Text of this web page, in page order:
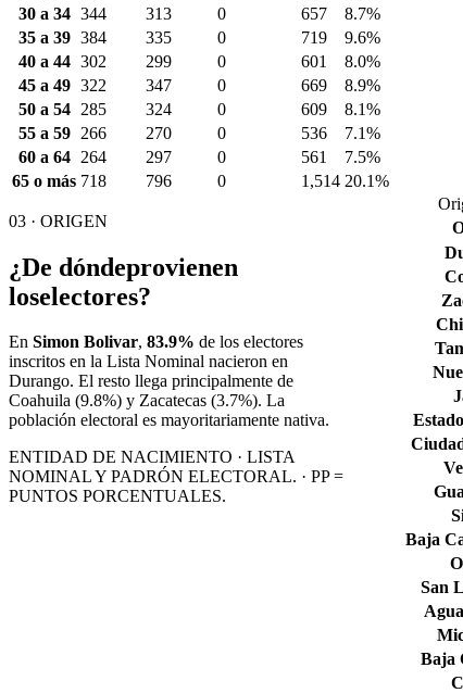
30 a 34 344 313 0 657
8.7%
35 a 39 384 335 0 719
9.6%
40 a 44 302 299 0 601
8.0%
45 a 49 322 347 0 669
8.9%
50 a 54
285 324 0 609
8.1%
55 a 59
266 270 0 536
7.1%
60 a 64
264 297 0 561
7.5%
65 o más 718 796 0 1,514 20.1%
03 · ORIGEN
¿De dóndeprovienen
loselectores?
En Simon Bolivar, 83.9% de los electores
inscritos en la Lista Nominal nacieron en
Durango. El resto llega principalmente de
Coahuila (9.8%) y Zacatecas (3.7%). La
población electoral es mayoritariamente nativa.
ENTIDAD DE NACIMIENTO · LISTA
NOMINAL Y PADRÓN ELECTORAL. · PP =
PUNTOS PORCENTUALES.
Baja
San
Baja